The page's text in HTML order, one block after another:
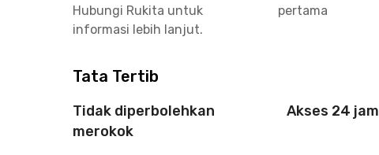
Hubungi Rukita untuk
informasi lebih lanjut.
pertama
Tata Tertib
Tidak diperbolehkan
merokok
Akses 24 jam